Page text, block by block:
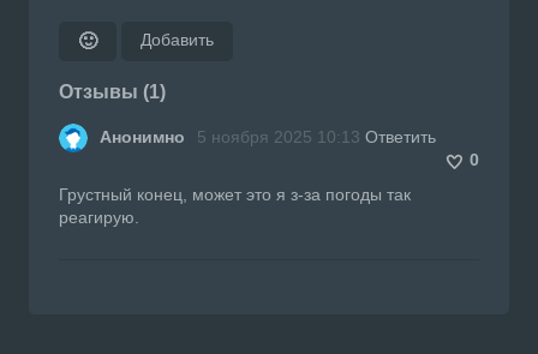
🙂 Добавить
Отзывы (1)
Анонимно 5 ноября 2025 10:13 Ответить
0
Грустный конец, может это я з-за погоды так
реагирую.